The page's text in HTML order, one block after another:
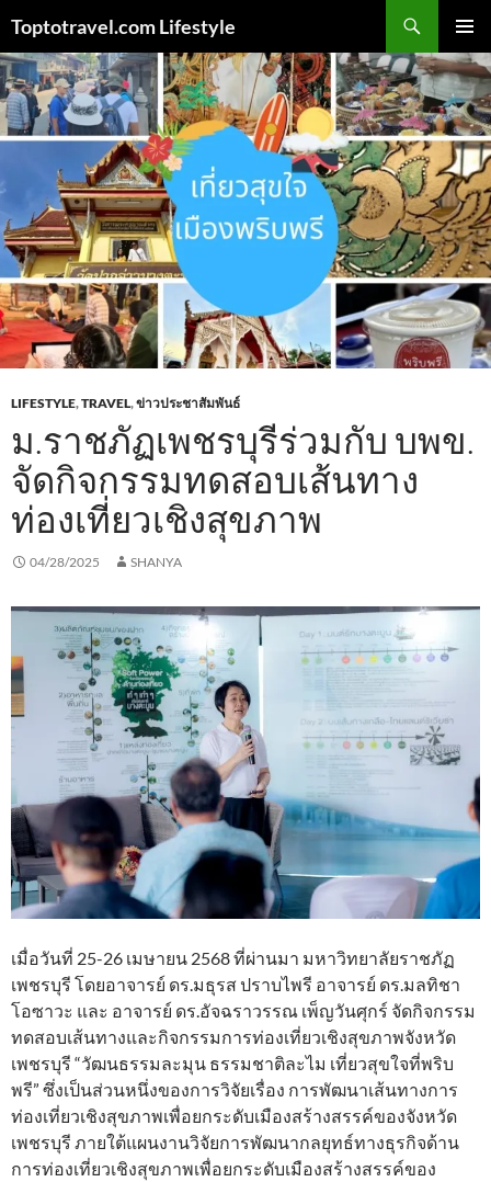
content
Toptotravel.com Lifestyle
MENU
LIFESTYLE,TRAVEL,ข่าวประชาสัมพันธ์
ม.ราชภัฏเพชรบุรีร่วมกับ บพข.
จัดกิจกรรมทดสอบเส้นทาง
ท่องเที่ยวเชิงสุขภาพ
04/28/2025 SHANYA
เมื่อวันที่ 25-26 เมษายน 2568 ที่ผ่านมา มหาวิทยาลัยราชภัฏ
เพชรบุรี โดยอาจารย์ ดร.มธุรส ปราบไพรี อาจารย์ ดร.มลทิชา
โอซาวะ และ อาจารย์ ดร.อัจฉราวรรณ เพ็ญวันศุกร์ จัดกิจกรรม
ทดสอบเส้นทางและกิจกรรมการท่องเที่ยวเชิงสุขภาพจังหวัด
เพชรบุรี “วัฒนธรรมละมุน ธรรมชาติละไม เที่ยวสุขใจที่พริบ
พรี” ซึ่งเป็นส่วนหนึ่งของการวิจัยเรื่อง การพัฒนาเส้นทางการ
ท่องเที่ยวเชิงสุขภาพเพื่อยกระดับเมืองสร้างสรรค์ของจังหวัด
เพชรบุรี ภายใต้แผนงานวิจัยการพัฒนากลยุทธ์ทางธุรกิจด้าน
การท่องเที่ยวเชิงสุขภาพเพื่อยกระดับเมืองสร้างสรรค์ของ